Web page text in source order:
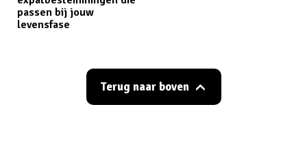
passen bij jouw
levensfase
Terug naar boven